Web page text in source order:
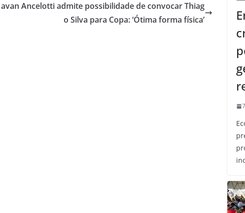
Ancelotti admite possibilidade de convocar Thiag
o Silva para Copa: ‘Ótima forma física’